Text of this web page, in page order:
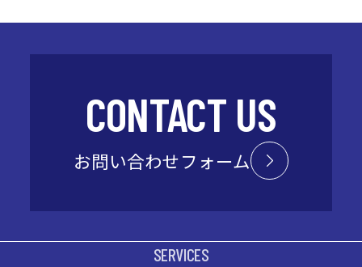
既存法人顧客を主としたルート営業およびその他
顧客フォロー
＊電子部品や半導体、ワイヤーハーネスなど、県
内製造業を中心とした既存顧客へ提案を行いま
し、当社で取り扱っている商品の提案を行いま
【モーターサイクル関連商品／主にバイク用ヘル
・製品開発：世界モデル製品の日本向け販売に伴
う仕様確認、規格取得、品番整備、新規製品の立
・営業活動：主にバイク関連専門店（チェーン
水道の配管設備工事（水道メーター取替工事・現
住所：〒370-0017 群馬県高崎市西島町55-3
CONTACT US
お問い合わせフォーム
SERVICES